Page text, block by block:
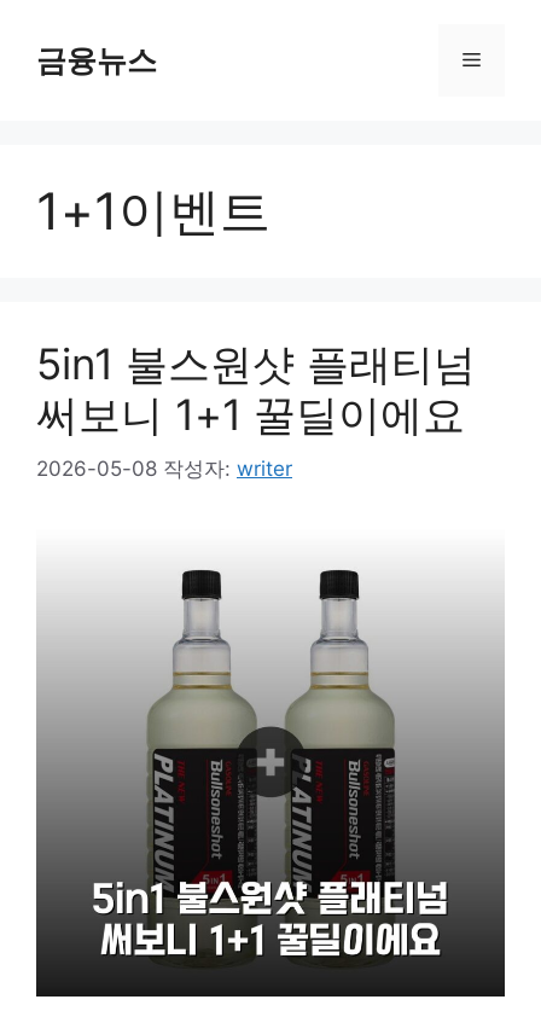
금융뉴스 메
1+1이벤트
5in1 불스원샷 플래티넘
써보니 1+1 꿀딜이에요
2026-05-08 작성자: writer